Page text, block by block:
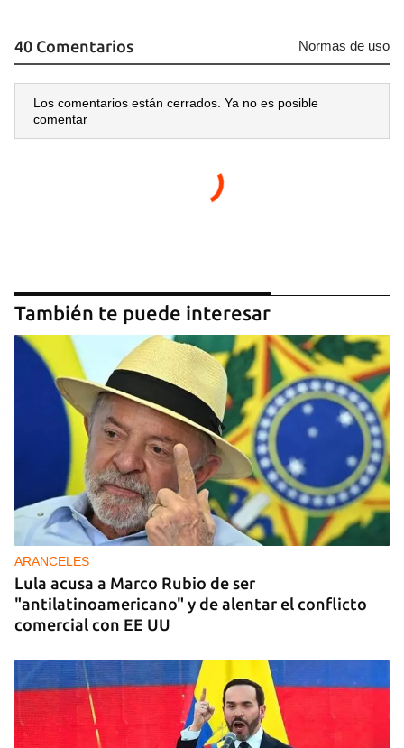
40 Comentarios Normas de uso
Los comentarios están cerrados. Ya no es posible
comentar
También te puede interesar
ARANCELES
Lula acusa a Marco Rubio de ser
"antilatinoamericano" y de alentar el conflicto
comercial con EE UU